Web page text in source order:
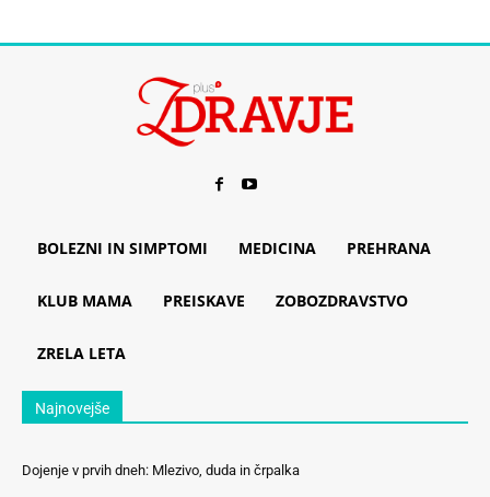
BOLEZNI IN SIMPTOMI MEDICINA PREHRANA
KLUB MAMA PREISKAVE ZOBOZDRAVSTVO
ZRELA LETA
Najnovejše
Dojenje v prvih dneh: Mlezivo, duda in črpalka